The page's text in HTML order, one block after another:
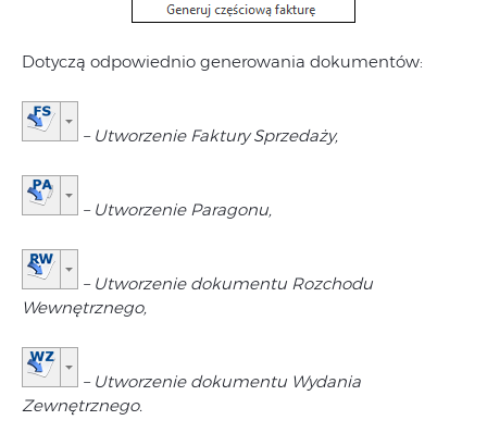
Dotyczą odpowiednio generowania dokumentów:
– Utworzenie Faktury Sprzedaży,
– Utworzenie Paragonu,
– Utworzenie dokumentu Rozchodu
Wewnętrznego,
– Utworzenie dokumentu Wydania
Zewnętrznego.